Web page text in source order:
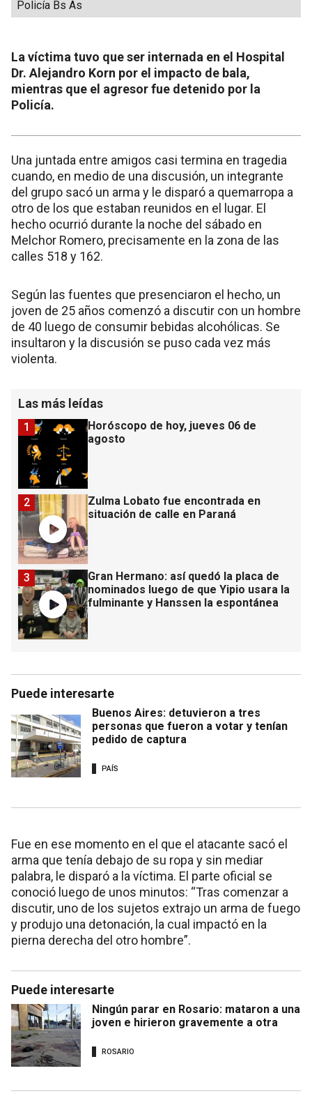
Policía Bs As
La víctima tuvo que ser internada en el Hospital
Dr. Alejandro Korn por el impacto de bala,
mientras que el agresor fue detenido por la
Policía.
Una juntada entre amigos casi termina en tragedia
cuando, en medio de una discusión, un integrante
del grupo sacó un arma y le disparó a quemarropa a
otro de los que estaban reunidos en el lugar. El
hecho ocurrió durante la noche del sábado en
Melchor Romero, precisamente en la zona de las
calles 518 y 162.
Según las fuentes que presenciaron el hecho, un
joven de 25 años comenzó a discutir con un hombre
de 40 luego de consumir bebidas alcohólicas. Se
insultaron y la discusión se puso cada vez más
violenta.
Las más leídas
Horóscopo de hoy, jueves 06 de
agosto
1
Zulma Lobato fue encontrada en
situación de calle en Paraná
2
Gran Hermano: así quedó la placa de
nominados luego de que Yipio usara la
fulminante y Hanssen la espontánea
3
Puede interesarte
Buenos Aires: detuvieron a tres
personas que fueron a votar y tenían
pedido de captura
PAÍS
Fue en ese momento en el que el atacante sacó el
arma que tenía debajo de su ropa y sin mediar
palabra, le disparó a la víctima. El parte oficial se
conoció luego de unos minutos: “Tras comenzar a
discutir, uno de los sujetos extrajo un arma de fuego
y produjo una detonación, la cual impactó en la
pierna derecha del otro hombre”.
Puede interesarte
Ningún parar en Rosario: mataron a una
joven e hirieron gravemente a otra
ROSARIO